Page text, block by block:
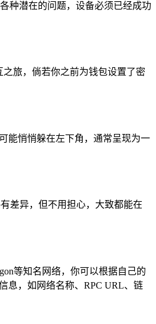
种潜在的问题，设备必须已经成功
旅，倘若你之前为钱包设置了密
能悄悄躲在左下角，通常呈现为一
差异，但不用担心，大致都能在
等知名网络，你可以根据自己的
息，如网络名称、RPC URL、链